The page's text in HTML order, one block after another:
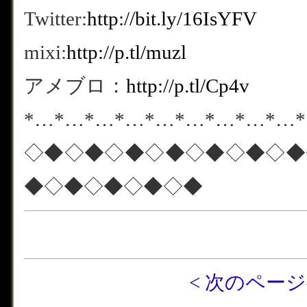
Twitter:http://bit.ly/16IsYFV
mixi:http://p.tl/muzl
アメブロ： http://p.tl/Cp4v
◆◇◆◇◆◇◆◇◆
< 次のペー